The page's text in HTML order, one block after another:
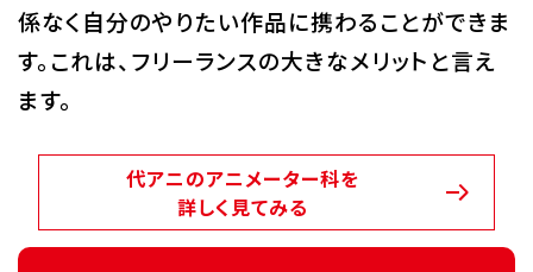
係なく自分のやりたい作品に携わることができま
す。これは、フリーランスの大きなメリットと言え
ます。
代アニのアニメーター科を
詳しく見てみる